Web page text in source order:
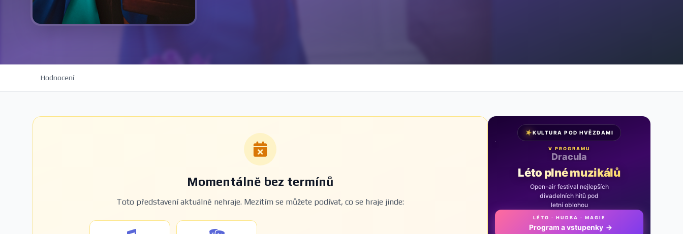
Hodnocení
Momentálně bez termínů
Toto představení aktuálně nehraje. Mezitím se můžete podívat, co se hraje jinde:
★KULTURA POD HVĚZDAMI
V PROGRAMU
Noc na Karlštejně
Léto plné muzikálů
Open-air festival nejlepších
divadelních hitů pod
letní oblohou
LÉTO · HUDBA · MAGIE
Program a vstupenky →